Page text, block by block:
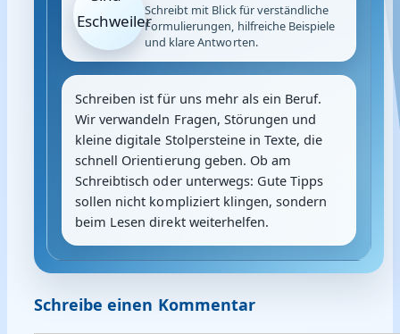
Schreibt mit Blick für verständliche
Formulierungen, hilfreiche Beispiele
und klare Antworten.
Schreiben ist für uns mehr als ein Beruf.
Wir verwandeln Fragen, Störungen und
kleine digitale Stolpersteine in Texte, die
schnell Orientierung geben. Ob am
Schreibtisch oder unterwegs: Gute Tipps
sollen nicht kompliziert klingen, sondern
beim Lesen direkt weiterhelfen.
Schreibe einen Kommentar